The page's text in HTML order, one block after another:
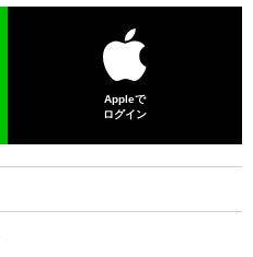
Appleで
ログイン